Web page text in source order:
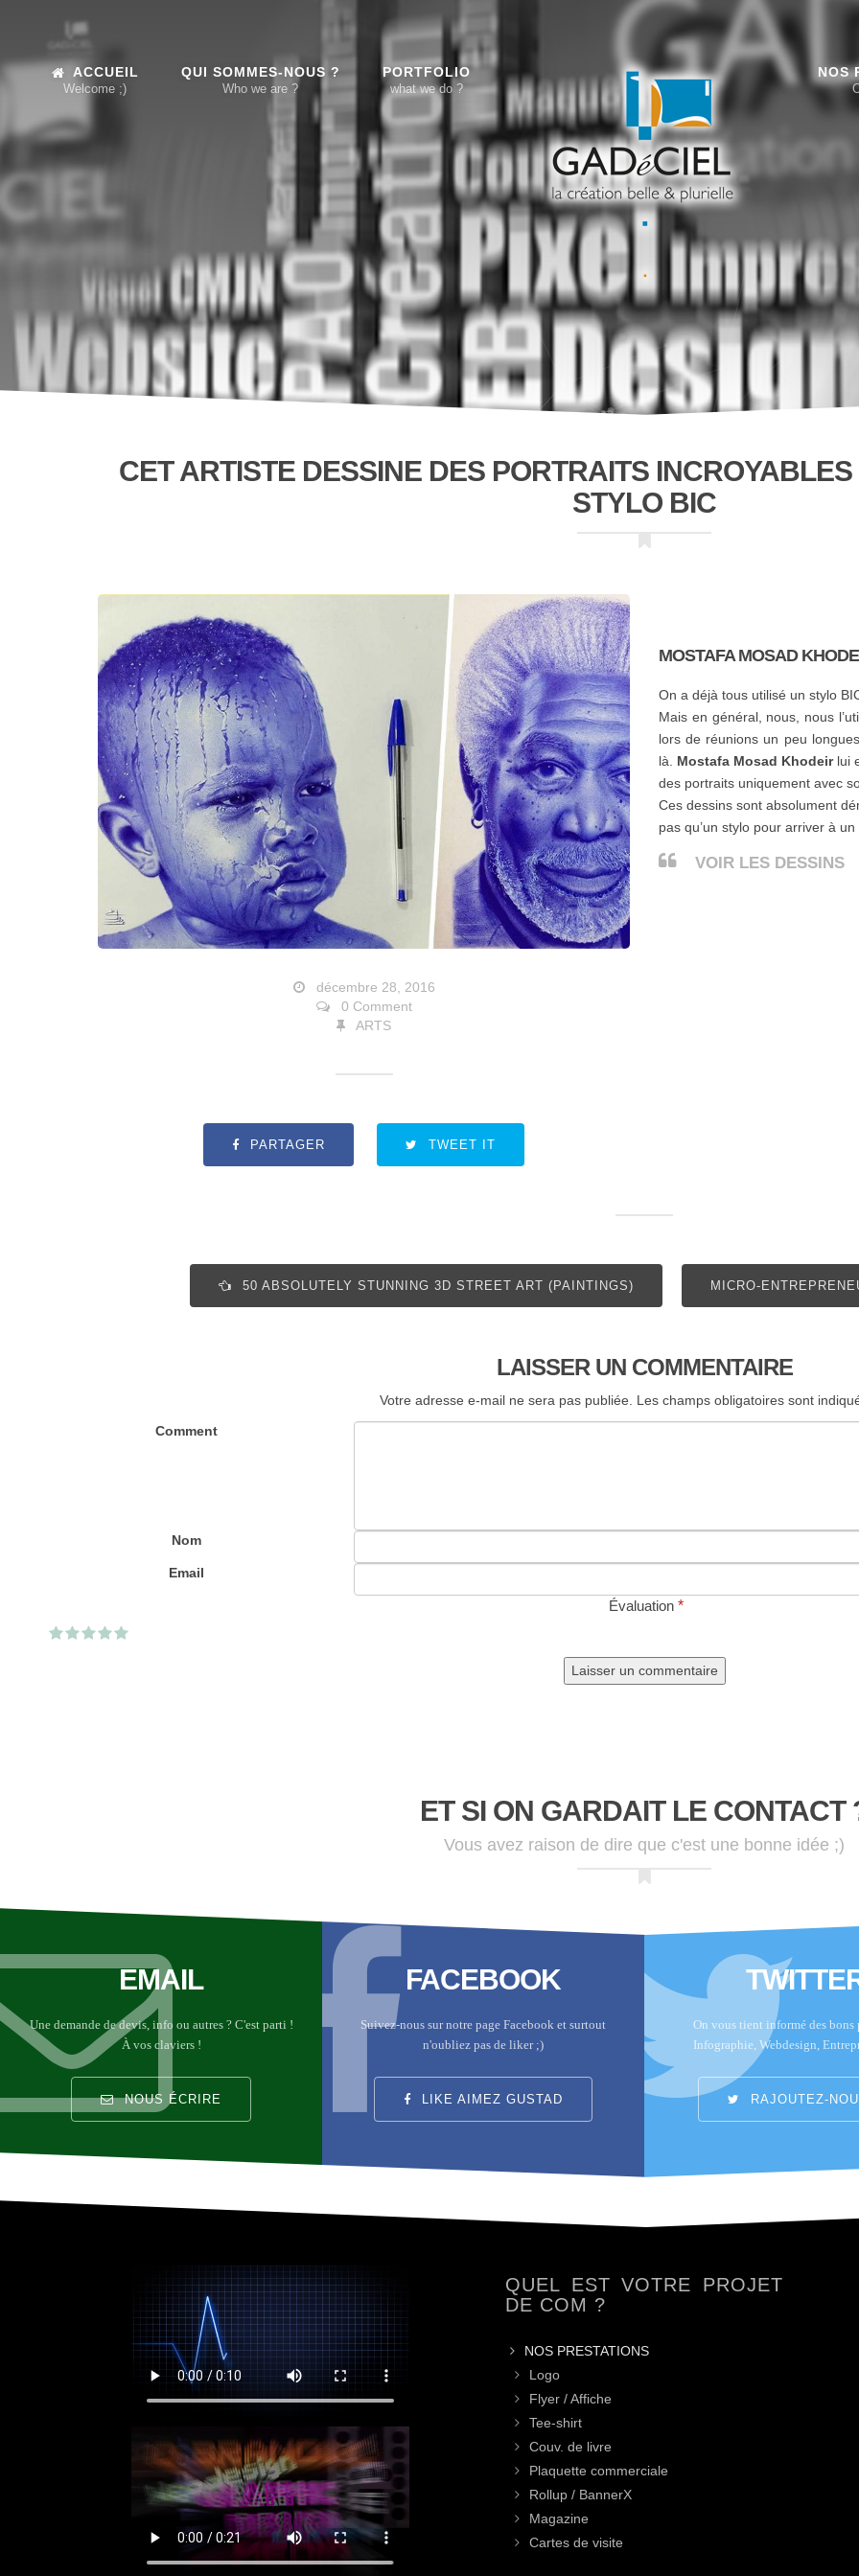
ACCUEIL QUI SOMMES-NOUS ? PORTFOLIO NOS
CET ARTISTE DESSINE DES PORTRAITS
STYLO BIC
décembre 28, 2016
0 Comment
ARTS
PARTAGER TWEET IT
MOSTAFA MOSAD
On a déjà tous utilisé un stylo
Mais en général, nous, nous
lors de réunions un peu
là. Mostafa Mosad Khodeirlui
des portraits uniquement avec
Ces dessins sont absolument
pas qu’un stylo pour arriver à
VOIR LES DESSINS
50 ABSOLUTELY STUNNING 3D STREET ART (PAINTINGS) MICRO-
LAISSER UN COMMENTAIRE
Votre adresse e-mail ne sera pas publiée. Les champs obligatoires sont
Comment
Nom
Email
Évaluation *
ET SI ON GARDAIT LE CONTACT
Vous avez raison de dire que c'est une bonne idée ;)
EMAIL
Une demande de devis, info ou autres ? C'est parti !
À vos claviers !
NOUS ÉCRIRE
FACEBOOK
Suivez-nous sur notre page Facebook et surtout
n'oubliez pas de liker ;)
LIKE AIMEZ GUSTAD
On vous tient informé des bons
Infographie, Webdesign,
RAJOUTEZ-
QUEL EST VOTRE PROJET
DE COM ?
NOS PRESTATIONS
Logo
Flyer / Affiche
Tee-shirt
Couv. de livre
Plaquette commerciale
Rollup / BannerX
Magazine
Cartes de visite